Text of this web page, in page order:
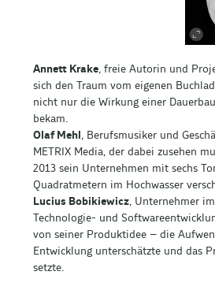
Annett Krake , freie Autorin und
sich den Traum vom eigenen
nicht nur die Wirkung einer
bekam.
Olaf Mehl
, Berufsmusiker und
METRIX Media, der dabei zusehen
2013 sein Unternehmen mit sechs
Quadratmetern im Hochwasser
Lucius Bobikiewicz , Unternehmer
Technologie- und
von seiner Produktidee – die
Entwicklung unterschätzte und das
setzte.